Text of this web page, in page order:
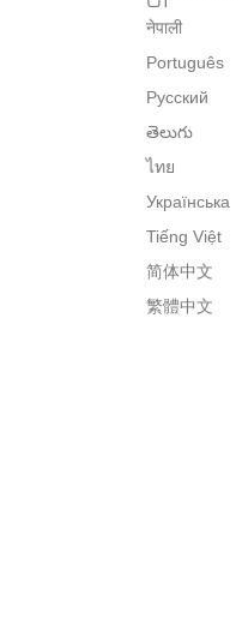
नेपाली
Português
Русский
తెలుగు
ไทย
Українська
Tiếng Việt
简体中文
繁體中文